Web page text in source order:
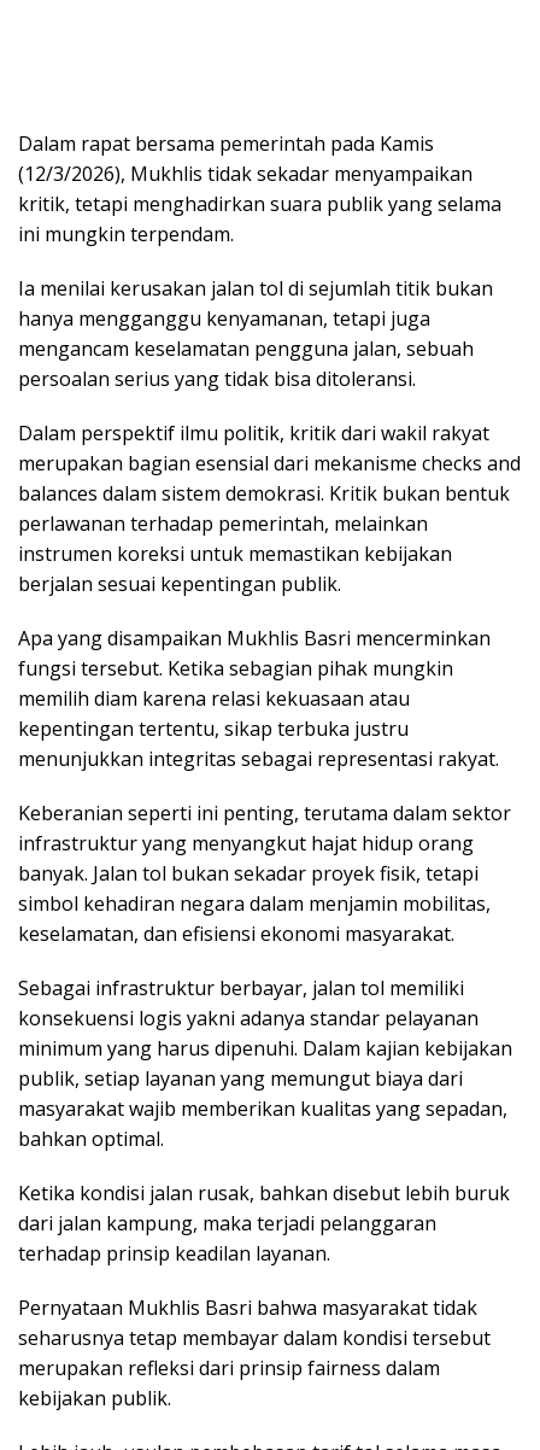
Dalam rapat bersama pemerintah pada Kamis
(12/3/2026), Mukhlis tidak sekadar menyampaikan
kritik, tetapi menghadirkan suara publik yang selama
ini mungkin terpendam.
Ia menilai kerusakan jalan tol di sejumlah titik bukan
hanya mengganggu kenyamanan, tetapi juga
mengancam keselamatan pengguna jalan, sebuah
persoalan serius yang tidak bisa ditoleransi.
Dalam perspektif ilmu politik, kritik dari wakil rakyat
merupakan bagian esensial dari mekanisme checks and
balances dalam sistem demokrasi. Kritik bukan bentuk
perlawanan terhadap pemerintah, melainkan
instrumen koreksi untuk memastikan kebijakan
berjalan sesuai kepentingan publik.
Apa yang disampaikan Mukhlis Basri mencerminkan
fungsi tersebut. Ketika sebagian pihak mungkin
memilih diam karena relasi kekuasaan atau
kepentingan tertentu, sikap terbuka justru
menunjukkan integritas sebagai representasi rakyat.
Keberanian seperti ini penting, terutama dalam sektor
infrastruktur yang menyangkut hajat hidup orang
banyak. Jalan tol bukan sekadar proyek fisik, tetapi
simbol kehadiran negara dalam menjamin mobilitas,
keselamatan, dan efisiensi ekonomi masyarakat.
Sebagai infrastruktur berbayar, jalan tol memiliki
konsekuensi logis yakni adanya standar pelayanan
minimum yang harus dipenuhi. Dalam kajian kebijakan
publik, setiap layanan yang memungut biaya dari
masyarakat wajib memberikan kualitas yang sepadan,
bahkan optimal.
Ketika kondisi jalan rusak, bahkan disebut lebih buruk
dari jalan kampung, maka terjadi pelanggaran
terhadap prinsip keadilan layanan.
Pernyataan Mukhlis Basri bahwa masyarakat tidak
seharusnya tetap membayar dalam kondisi tersebut
merupakan refleksi dari prinsip fairness dalam
kebijakan publik.